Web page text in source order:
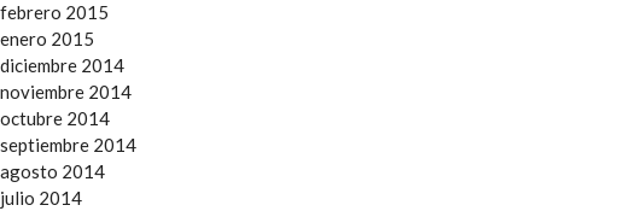
febrero 2015
enero 2015
diciembre 2014
noviembre 2014
octubre 2014
septiembre 2014
agosto 2014
julio 2014